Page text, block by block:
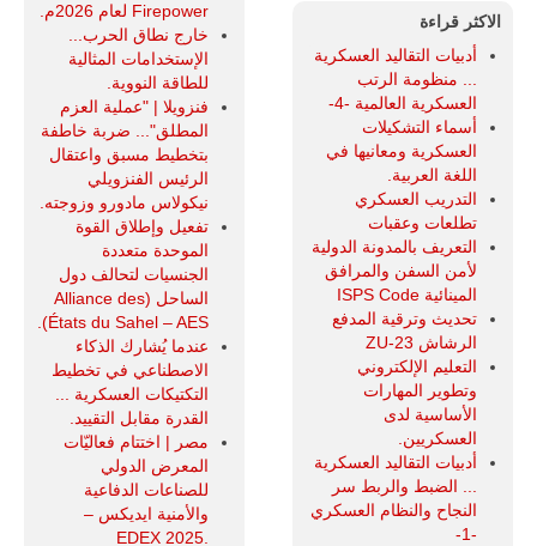
الاكثر قراءة
أدبيات التقاليد العسكرية
... منظومة الرتب
العسكرية العالمية -4-
أسماء التشكيلات
العسكرية ومعانيها في
اللغة العربية.
التدريب العسكري
تطلعات وعقبات
التعريف بالمدونة الدولية
لأمن السفن والمرافق
المينائية ISPS Code
تحديث وترقية المدفع
الرشاش ZU-23
التعليم الإلكتروني
وتطوير المهارات
الأساسية لدى
العسكريين.
أدبيات التقاليد العسكرية
... الضبط والربط سر
النجاح والنظام العسكري
-1-
Firepower لعام 2026م.
خارج نطاق الحرب...
الإستخدامات المثالية
للطاقة النووية.
فنزويلا | "عملية العزم
المطلق"... ضربة خاطفة
بتخطيط مسبق واعتقال
الرئيس الفنزويلي
نيكولاس مادورو وزوجته.
تفعيل وإطلاق القوة
الموحدة متعددة
الجنسيات لتحالف دول
الساحل (Alliance des
États du Sahel – AES).
عندما يُشارك الذكاء
الاصطناعي في تخطيط
التكتيكات العسكرية ...
القدرة مقابل التقييد.
مصر | اختتام فعاليّات
المعرض الدولي
للصناعات الدفاعية
والأمنية ايديكس ‒